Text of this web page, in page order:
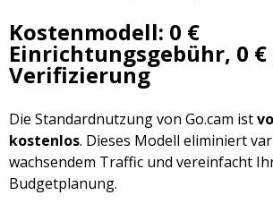
Kostenmodell: 0 €
Einrichtungsgebühr, 0 €
Verifizierung
Die Standardnutzung von Go.cam ist
kostenlos. Dieses Modell eliminiert
wachsendem Traffic und vereinfacht
Budgetplanung.